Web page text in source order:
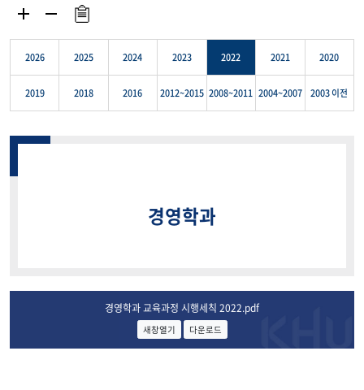
2026 2025 2024 2023 2022 2021 2020
2019 2018 2016 2012~2015 2008~2011 2004~2007 2003 이전
경영학과
경영학과 교육과정 시행세칙 2022.pdf
새창열기 다운로드